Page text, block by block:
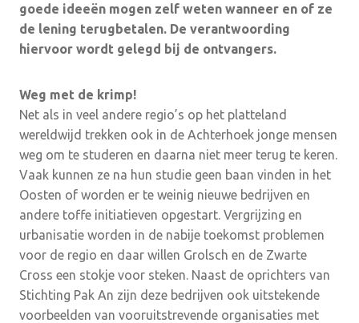
goede ideeën mogen zelf weten wanneer en of ze
de lening terugbetalen. De verantwoording
hiervoor wordt gelegd bij de ontvangers.
Weg met de krimp!
Net als in veel andere regio’s op het platteland
wereldwijd trekken ook in de Achterhoek jonge mensen
weg om te studeren en daarna niet meer terug te keren.
Vaak kunnen ze na hun studie geen baan vinden in het
Oosten of worden er te weinig nieuwe bedrijven en
andere toffe initiatieven opgestart. Vergrijzing en
urbanisatie worden in de nabije toekomst problemen
voor de regio en daar willen Grolsch en de Zwarte
Cross een stokje voor steken. Naast de oprichters van
Stichting Pak An zijn deze bedrijven ook uitstekende
voorbeelden van vooruitstrevende organisaties met